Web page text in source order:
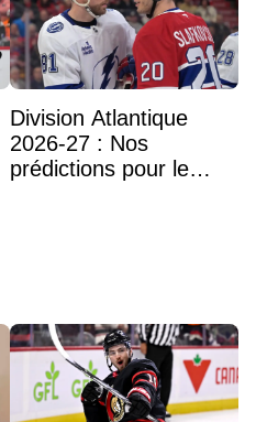
Division Atlantique
2026-27 : Nos
prédictions pour le